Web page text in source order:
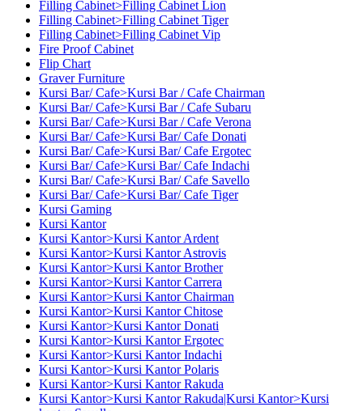
Filling Cabinet>Filling Cabinet Lion
Filling Cabinet>Filling Cabinet Tiger
Filling Cabinet>Filling Cabinet Vip
Fire Proof Cabinet
Flip Chart
Graver Furniture
Kursi Bar/ Cafe>Kursi Bar / Cafe Chairman
Kursi Bar/ Cafe>Kursi Bar / Cafe Subaru
Kursi Bar/ Cafe>Kursi Bar / Cafe Verona
Kursi Bar/ Cafe>Kursi Bar/ Cafe Donati
Kursi Bar/ Cafe>Kursi Bar/ Cafe Ergotec
Kursi Bar/ Cafe>Kursi Bar/ Cafe Indachi
Kursi Bar/ Cafe>Kursi Bar/ Cafe Savello
Kursi Bar/ Cafe>Kursi Bar/ Cafe Tiger
Kursi Gaming
Kursi Kantor
Kursi Kantor>Kursi Kantor Ardent
Kursi Kantor>Kursi Kantor Astrovis
Kursi Kantor>Kursi Kantor Brother
Kursi Kantor>Kursi Kantor Carrera
Kursi Kantor>Kursi Kantor Chairman
Kursi Kantor>Kursi Kantor Chitose
Kursi Kantor>Kursi Kantor Donati
Kursi Kantor>Kursi Kantor Ergotec
Kursi Kantor>Kursi Kantor Indachi
Kursi Kantor>Kursi Kantor Polaris
Kursi Kantor>Kursi Kantor Rakuda
Kursi Kantor>Kursi Kantor Rakuda|Kursi Kantor>Kursi